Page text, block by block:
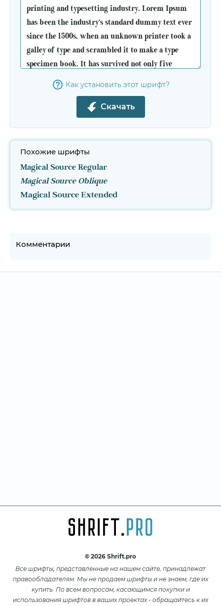
Как установить этот шрифт?
Скачать
Похожие шрифты
Magical Source Regular
Magical Source Oblique
Magical Source Extended
Комментарии
© 2026 Shrift.pro
Все шрифты, представленные на нашем сайте, принадлежат
правообладателям. Мы не продаем шрифты и не знаем, где их
купить. По всем вопросам, касающимся покупки и
использования шрифтов в ваших проектах - обращайтесь к их